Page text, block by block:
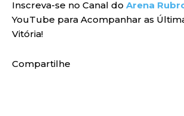
Inscreva-se no Canal do Arena
YouTube para Acompanhar as
Vitória!
Compartilhe